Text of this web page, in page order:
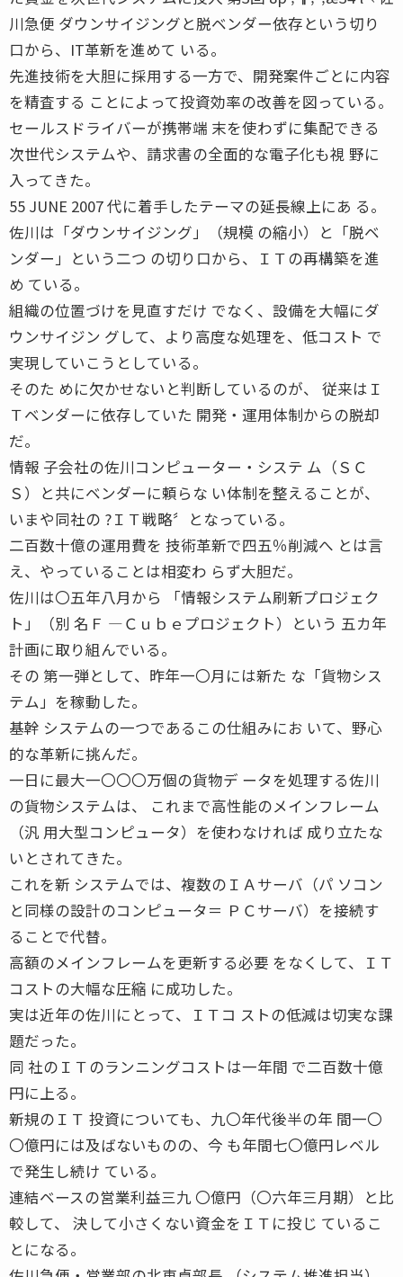
川急便 ダウンサイジングと脱ベンダー依存という切り
口から、IT革新を進めて いる。
先進技術を大胆に採用する一方で、開発案件ごとに内容
を精査する ことによって投資効率の改善を図っている。
セールスドライバーが携帯端 末を使わずに集配できる
次世代システムや、請求書の全面的な電子化も視 野に
入ってきた。
55 JUNE 2007 代に着手したテーマの延長線上にあ る。
佐川は「ダウンサイジング」（規模 の縮小）と「脱ベ
ンダー」という二つ の切り口から、ＩＴの再構築を進
め ている。
組織の位置づけを見直すだけ でなく、設備を大幅にダ
ウンサイジン グして、より高度な処理を、低コスト で
実現していこうとしている。
そのた めに欠かせないと判断しているのが、 従来はＩ
Ｔベンダーに依存していた 開発・運用体制からの脱却
だ。
情報 子会社の佐川コンピューター・システ ム（ＳＣ
Ｓ）と共にベンダーに頼らな い体制を整えることが、
いまや同社の ?ＩＴ戦略〞となっている。
二百数十億の運用費を 技術革新で四五％削減へ とは言
え、やっていることは相変わ らず大胆だ。
佐川は〇五年八月から 「情報システム刷新プロジェク
ト」（別 名Ｆ ―Ｃｕｂｅプロジェクト）という 五カ年
計画に取り組んでいる。
その 第一弾として、昨年一〇月には新た な「貨物シス
テム」を稼動した。
基幹 システムの一つであるこの仕組みにお いて、野心
的な革新に挑んだ。
一日に最大一〇〇〇万個の貨物デ ータを処理する佐川
の貨物システムは、 これまで高性能のメインフレーム
（汎 用大型コンピュータ）を使わなければ 成り立たな
いとされてきた。
これを新 システムでは、複数のＩＡサーバ（パ ソコン
と同様の設計のコンピュータ＝ ＰＣサーバ）を接続す
ることで代替。
高額のメインフレームを更新する必要 をなくして、ＩＴ
コストの大幅な圧縮 に成功した。
実は近年の佐川にとって、ＩＴコ ストの低減は切実な課
題だった。
同 社のＩＴのランニングコストは一年間 で二百数十億
円に上る。
新規のＩＴ 投資についても、九〇年代後半の年 間一〇
〇億円には及ばないものの、今 も年間七〇億円レベル
で発生し続け ている。
連結ベースの営業利益三九 〇億円（〇六年三月期）と比
較して、 決して小さくない資金をＩＴに投じ ているこ
とになる。